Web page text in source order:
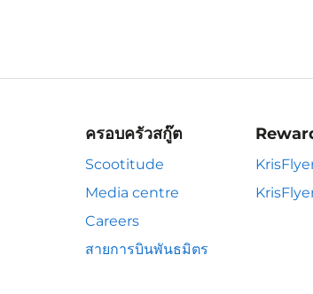
ครอบครัวสกู๊ต
Scootitude
Media centre
Careers
สายการบินพันธมิตร